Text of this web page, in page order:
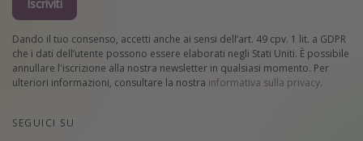
Iscriviti
Dando il tuo consenso, accetti anche ai sensi dell’art. 49 cpv. 1 lit. a GDPR
che i dati dell’utente possono essere elaborati negli Stati Uniti. È possibile
annullare l'iscrizione alla nostra newsletter in qualsiasi momento. Per
ulteriori informazioni, consultare la nostra informativa sulla privacy.
SEGUICI SU